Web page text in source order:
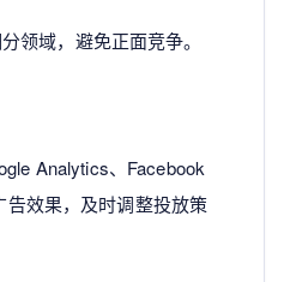
领域，避免正面竞争。
Analytics、Facebook
效果，及时调整投放策